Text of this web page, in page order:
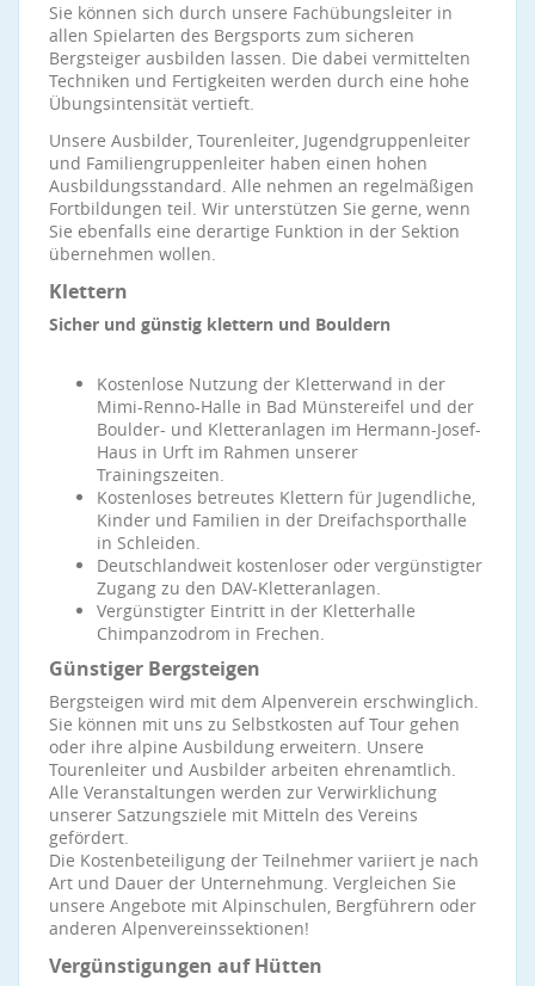
Sie können sich durch unsere Fachübungsleiter in
allen Spielarten des Bergsports zum sicheren
Bergsteiger ausbilden lassen. Die dabei vermittelten
Techniken und Fertigkeiten werden durch eine hohe
Übungsintensität vertieft.
Unsere Ausbilder, Tourenleiter, Jugendgruppenleiter
und Familiengruppenleiter haben einen hohen
Ausbildungsstandard. Alle nehmen an regelmäßigen
Fortbildungen teil. Wir unterstützen Sie gerne, wenn
Sie ebenfalls eine derartige Funktion in der Sektion
übernehmen wollen.
Klettern
Sicher und günstig klettern und Bouldern
Kostenlose Nutzung der Kletterwand in der
Mimi-Renno-Halle in Bad Münstereifel und der
Boulder- und Kletteranlagen im Hermann-Josef-
Haus in Urft im Rahmen unserer
Trainingszeiten.
Kostenloses betreutes Klettern für Jugendliche,
Kinder und Familien in der Dreifachsporthalle
in Schleiden.
Deutschlandweit kostenloser oder vergünstigter
Zugang zu den DAV-Kletteranlagen.
Vergünstigter Eintritt in der Kletterhalle
Chimpanzodrom in Frechen.
Günstiger Bergsteigen
Bergsteigen wird mit dem Alpenverein erschwinglich.
Sie können mit uns zu Selbstkosten auf Tour gehen
oder ihre alpine Ausbildung erweitern. Unsere
Tourenleiter und Ausbilder arbeiten ehrenamtlich.
Alle Veranstaltungen werden zur Verwirklichung
unserer Satzungsziele mit Mitteln des Vereins
gefördert.
Die Kostenbeteiligung der Teilnehmer variiert je nach
Art und Dauer der Unternehmung. Vergleichen Sie
unsere Angebote mit Alpinschulen, Bergführern oder
anderen Alpenvereinssektionen!
Vergünstigungen auf Hütten